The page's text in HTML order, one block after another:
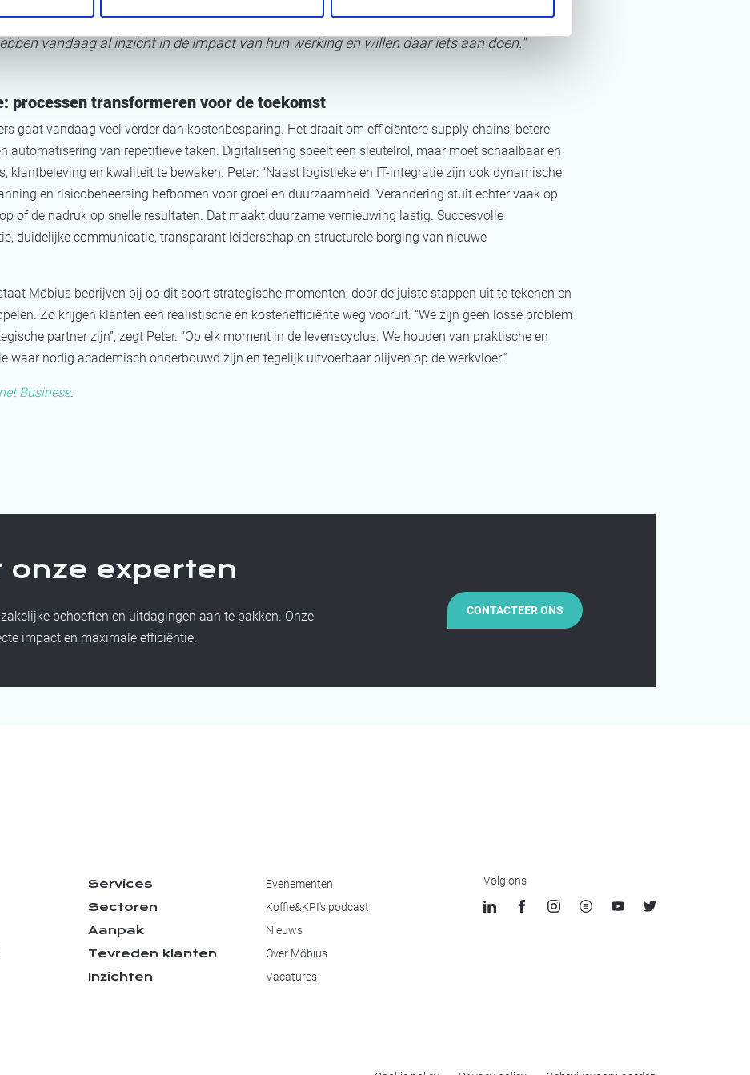
vandaag al inzicht in de impact van hun werking en willen daar iets aan doen."
processen transformeren voor de toekomst
gaat vandaag veel verder dan kostenbesparing. Het draait om efficiëntere supply chains, betere
automatisering van repetitieve taken. Digitalisering speelt een sleutelrol, maar moet schaalbaar en
klantbeleving en kwaliteit te bewaken. Peter: “Naast logistieke en IT-integratie zijn ook dynamische
en risicobeheersing hefbomen voor groei en duurzaamheid. Verandering stuit echter vaak op
of de nadruk op snelle resultaten. Dat maakt duurzame vernieuwing lastig. Succesvolle
duidelijke communicatie, transparant leiderschap en structurele borging van nieuwe
Möbius bedrijven bij op dit soort strategische momenten, door de juiste stappen uit te tekenen en
Zo krijgen klanten een realistische en kostenefficiënte weg vooruit. “We zijn geen losse problem
partner zijn”, zegt Peter. “Op elk moment in de levenscyclus. We houden van praktische en
waar nodig academisch onderbouwd zijn en tegelijk uitvoerbaar blijven op de werkvloer.”
Business.
onze experten
behoeften en uitdagingen aan te pakken. Onze
impact en maximale efficiëntie.
CONTACTEER ONS
Services
Sectoren
Aanpak
Tevreden klanten
Inzichten
Evenementen
Koffie&KPI's podcast
Nieuws
Over Möbius
Vacatures
Volg ons